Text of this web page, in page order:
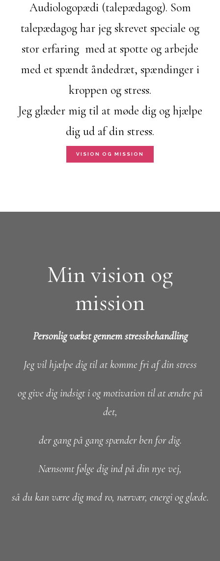
Audiologopædi (talepædagog). Som
talepædagog har jeg skrevet speciale og
stor erfaring med at spotte og arbejde
med et spændt åndedræt, spændinger i
kroppen og stress.
Jeg glæder mig til at møde dig og hjælpe
dig ud af din stress.
VISION OG MISSION
Min vision og
mission
Personlig vækst gennem stressbehandling
Jeg vil hjælpe dig til at komme fri af din stress
og give dig indsigt i og motivation til at ændre på
det,
der gang på gang spænder ben for dig.
Nænsomt følge dig ind på din nye vej,
så du kan være dig med ro, nærvær, energi og glæde.